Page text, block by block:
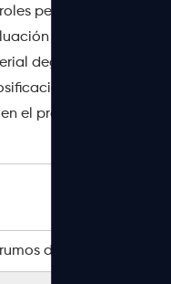
periódicos de
visual y de
degradado antes
ahorra
el proceso.
duros, coloración